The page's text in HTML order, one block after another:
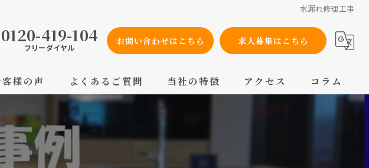
水漏れ修理工事
0120-419-104
フリーダイヤル
お問い合わせはこちら 求人募集はこちら
客様の声 よくあるご質問 当社の特徴 アクセス コラム